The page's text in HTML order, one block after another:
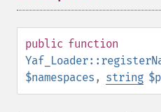
public function
$namespaces , string